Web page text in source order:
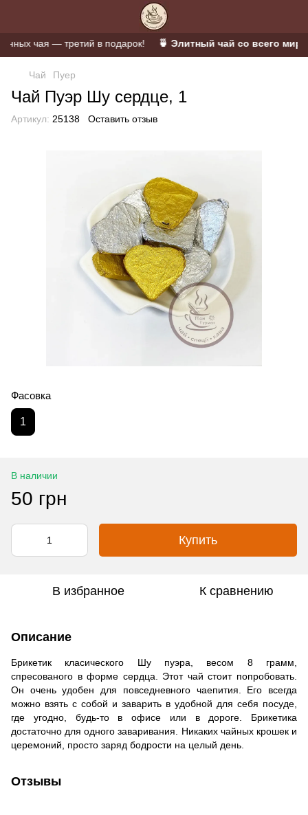
чая — третий в подарок! 🍵 Элитный чай со всего мира
Чай Пуер
Чай Пуэр Шу сердце, 1
Артикул: 25138 Оставить отзыв
Фасовка
1
В наличии
50 грн
Купить
В избранное К сравнению
Описание
Брикетик класического Шу пуэра, весом 8 грамм,
спресованого в форме сердца. Этот чай стоит попробовать.
Он очень удобен для повседневного чаепития. Его всегда
можно взять с собой и заварить в удобной для себя посуде,
где угодно, будь-то в офисе или в дороге. Брикетика
достаточно для одного заваривания. Никаких чайных крошек и
церемоний, просто заряд бодрости на целый день.
Отзывы